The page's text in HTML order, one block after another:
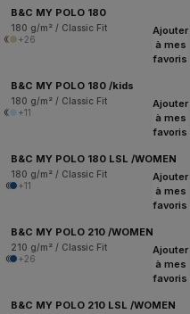
B&C MY POLO 180
180 g/m² / Classic Fit
+26
Ajouter
à mes
favoris
B&C MY POLO 180 /kids
180 g/m² / Classic Fit
+11
Ajouter
à mes
favoris
B&C MY POLO 180 LSL /WOMEN
180 g/m² / Classic Fit
+11
Ajouter
à mes
favoris
B&C MY POLO 210 /WOMEN
210 g/m² / Classic Fit
+26
Ajouter
à mes
favoris
B&C MY POLO 210 LSL /WOMEN